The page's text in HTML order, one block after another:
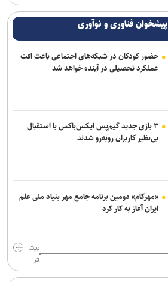
پیشخوان فناوری و نوآوری
حضور کودکان در شبکه‌های اجتماعی باعث افت
عملکرد تحصیلی در آینده خواهد شد
۳ بازی جدید گیم‌پس ایکس‌باکس با استقبال
بی‌نظیر کاربران روبه‌رو شدند
«مهرکام» دومین برنامه جامع مهر بنیاد ملی علم
ایران آغاز به کار کرد
بیش
تر